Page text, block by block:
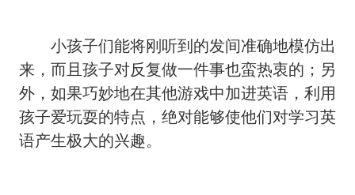
小孩子们能将刚听到的发间准确地模仿出
来，而且孩子对反复做一件事也蛮热衷的；另
外，如果巧妙地在其他游戏中加进英语，利用
孩子爱玩耍的特点，绝对能够使他们对学习英
语产生极大的兴趣。